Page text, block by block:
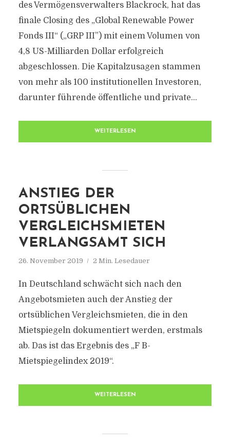
des Vermögensverwalters Blackrock, hat das
finale Closing des „Global Renewable Power
Fonds III“ („GRP III”) mit einem Volumen von
4,8 US-Milliarden Dollar erfolgreich
abgeschlossen. Die Kapitalzusagen stammen
von mehr als 100 institutionellen Investoren,
darunter führende öffentliche und private...
WEITERLESEN
ANSTIEG DER
ORTSÜBLICHEN
VERGLEICHSMIETEN
VERLANGSAMT SICH
26. November 2019 2 Min. Lesedauer
In Deutschland schwächt sich nach den
Angebotsmieten auch der Anstieg der
ortsüblichen Vergleichsmieten, die in den
Mietspiegeln dokumentiert werden, erstmals
ab. Das ist das Ergebnis des „F B-
Mietspiegelindex 2019“.
WEITERLESEN